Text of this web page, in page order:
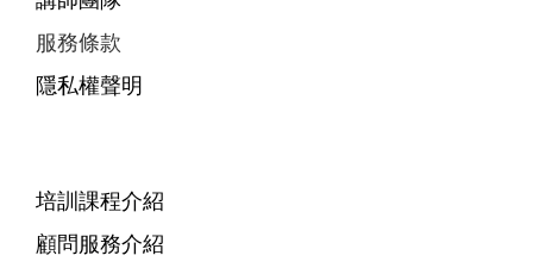
服務條款
隱私權聲明
培訓課程介紹
顧問服務介紹